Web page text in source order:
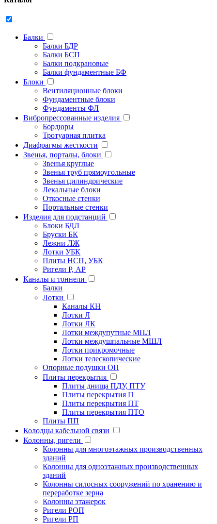
Балки
Балки БДР
Балки БСП
Балки подкрановые
Балки фундаментные БФ
Блоки
Вентиляционные блоки
Фундаментные блоки
Фундаменты ФЛ
Вибропрессованные изделия
Бордюры
Тротуарная плитка
Диафрагмы жесткости
Звенья, порталы, блоки
Звенья круглые
Звенья труб прямоугольные
Звенья цилиндрические
Лекальные блоки
Откосные стенки
Портальные стенки
Изделия для подстанций
Блоки БДЛ
Бруски БК
Лежни ЛЖ
Лотки УБК
Плиты НСП, УБК
Ригели Р, АР
Каналы и тоннели
Балки
Лотки
Каналы КН
Лотки Л
Лотки ЛК
Лотки междупутные МПЛ
Лотки междушпальные МШЛ
Лотки прикромочные
Лотки телескопические
Опорные подушки ОП
Плиты перекрытия
Плиты днища ПДУ, ПТУ
Плиты перекрытия П
Плиты перекрытия ПТ
Плиты перекрытия ПТО
Плиты ПП
Колодцы кабельной связи
Колонны, ригели
Колонны для многоэтажных производственных
зданий
Колонны для одноэтажных производственных
зданий
Колонны силосных сооружений по хранению и
переработке зерна
Колонны этажерок
Ригели РОП
Ригели РП